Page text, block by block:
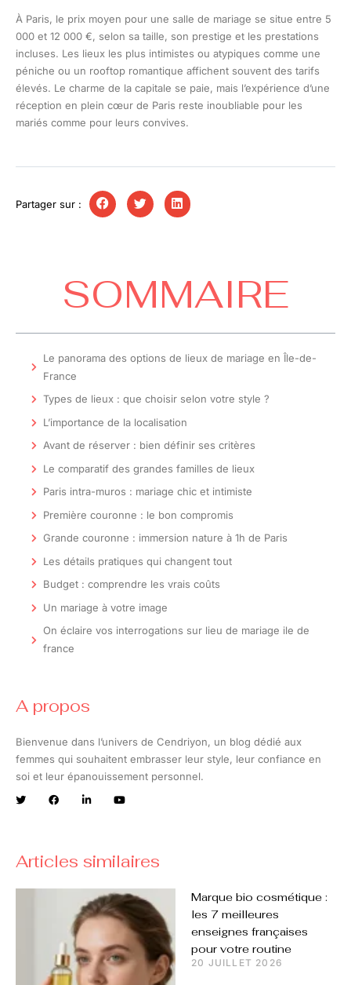
À Paris, le prix moyen pour une salle de mariage se situe entre 5
000 et 12 000 €, selon sa taille, son prestige et les prestations
incluses. Les lieux les plus intimistes ou atypiques comme une
péniche ou un rooftop romantique affichent souvent des tarifs
élevés. Le charme de la capitale se paie, mais l’expérience d’une
réception en plein cœur de Paris reste inoubliable pour les
mariés comme pour leurs convives.
Partager sur :
SOMMAIRE
Le panorama des options de lieux de mariage en Île-de-
France
Types de lieux : que choisir selon votre style ?
L’importance de la localisation
Avant de réserver : bien définir ses critères
Le comparatif des grandes familles de lieux
Paris intra-muros : mariage chic et intimiste
Première couronne : le bon compromis
Grande couronne : immersion nature à 1h de Paris
Les détails pratiques qui changent tout
Budget : comprendre les vrais coûts
Un mariage à votre image
On éclaire vos interrogations sur lieu de mariage ile de
france
A propos
Bienvenue dans l’univers de Cendriyon, un blog dédié aux
femmes qui souhaitent embrasser leur style, leur confiance en
soi et leur épanouissement personnel.
Articles similaires
Marque bio cosmétique :
les 7 meilleures
enseignes françaises
pour votre routine
20 JUILLET 2026